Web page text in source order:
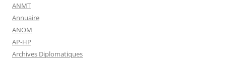
ANMT
Annuaire
ANOM
AP-HP
Archives Diplomatiques